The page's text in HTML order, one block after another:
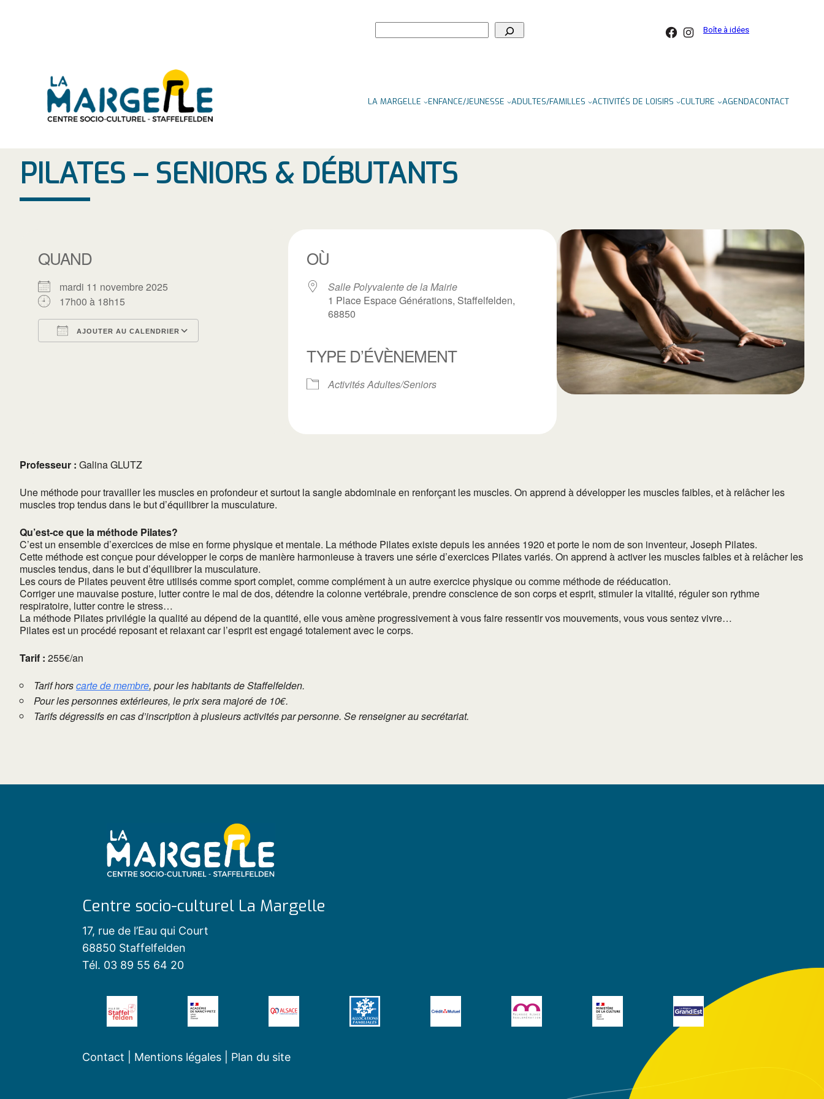
Facebook
Instagram
Boîte à idées
LA MARGELLE ENFANCE/JEUNESSE ADULTES/FAMILLES ACTIVITÉS DE LOISIRS CULTURE AGENDACONTACT
PILATES – SENIORS & DÉBUTANTS
QUAND
mardi 11 novembre 2025
17h00 à 18h15
AJOUTER AU CALENDRIER
iCalendar Outlook Live
OÙ
Salle Polyvalente de la Mairie
1 Place Espace Générations, Staffelfelden,
68850
TYPE D’ÉVÈNEMENT
Activités Adultes/Seniors
Professeur : Galina GLUTZ
Une méthode pour travailler les muscles en profondeur et surtout la sangle abdominale en renforçant les muscles. On apprend à développer les muscles faibles, et à relâcher les
muscles trop tendus dans le but d’équilibrer la musculature.
Qu’est-ce que la méthode Pilates?
C’est un ensemble d’exercices de mise en forme physique et mentale. La méthode Pilates existe depuis les années 1920 et porte le nom de son inventeur, Joseph Pilates.
Cette méthode est conçue pour développer le corps de manière harmonieuse à travers une série d’exercices Pilates variés. On apprend à activer les muscles faibles et à relâcher les
muscles tendus, dans le but d’équilibrer la musculature.
Les cours de Pilates peuvent être utilisés comme sport complet, comme complément à un autre exercice physique ou comme méthode de rééducation.
Corriger une mauvaise posture, lutter contre le mal de dos, détendre la colonne vertébrale, prendre conscience de son corps et esprit, stimuler la vitalité, réguler son rythme
respiratoire, lutter contre le stress…
La méthode Pilates privilégie la qualité au dépend de la quantité, elle vous amène progressivement à vous faire ressentir vos mouvements, vous vous sentez vivre…
Pilates est un procédé reposant et relaxant car l’esprit est engagé totalement avec le corps.
Tarif : 255€/an
Tarif horscarte de membre, pour les habitants de Staffelfelden.
Pour les personnes extérieures, le prix sera majoré de 10€.
Tarifs dégressifs en cas d’inscription à plusieurs activités par personne. Se renseigner au secrétariat.
Centre socio-culturel La Margelle
17, rue de l’Eau qui Court
68850 Staffelfelden
Tél. 03 89 55 64 20
Contact Mentions légales Plan du site